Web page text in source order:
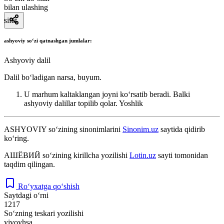
bilan ulashing
sifat
ashyoviy soʻzi qatnashgan jumlalar:
Ashyoviy dalil
Dalil boʻladigan narsa, buyum.
U marhum kaltaklangan joyni koʻrsatib beradi. Balki
ashyoviy dalillar topilib qolar. Yoshlik
ASHYOVIY so‘zining sinonimlarini Sinonim.uz saytida qidirib
ko‘ring.
АШЁВИЙ so‘zining kirillcha yozilishi Lotin.uz sayti tomonidan
taqdim qilingan.
Ro‘yxatga qo‘shish
Saytdagi o‘rni
1217
So‘zning teskari yozilishi
yivoyhsa